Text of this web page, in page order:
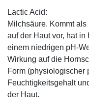
Lactic Acid:
Milchsäure. Kommt
auf der Haut vor, hat
einem niedrigen pH-
Wirkung auf die
Form (physiologischer
Feuchtigkeitsgehalt
der Haut.